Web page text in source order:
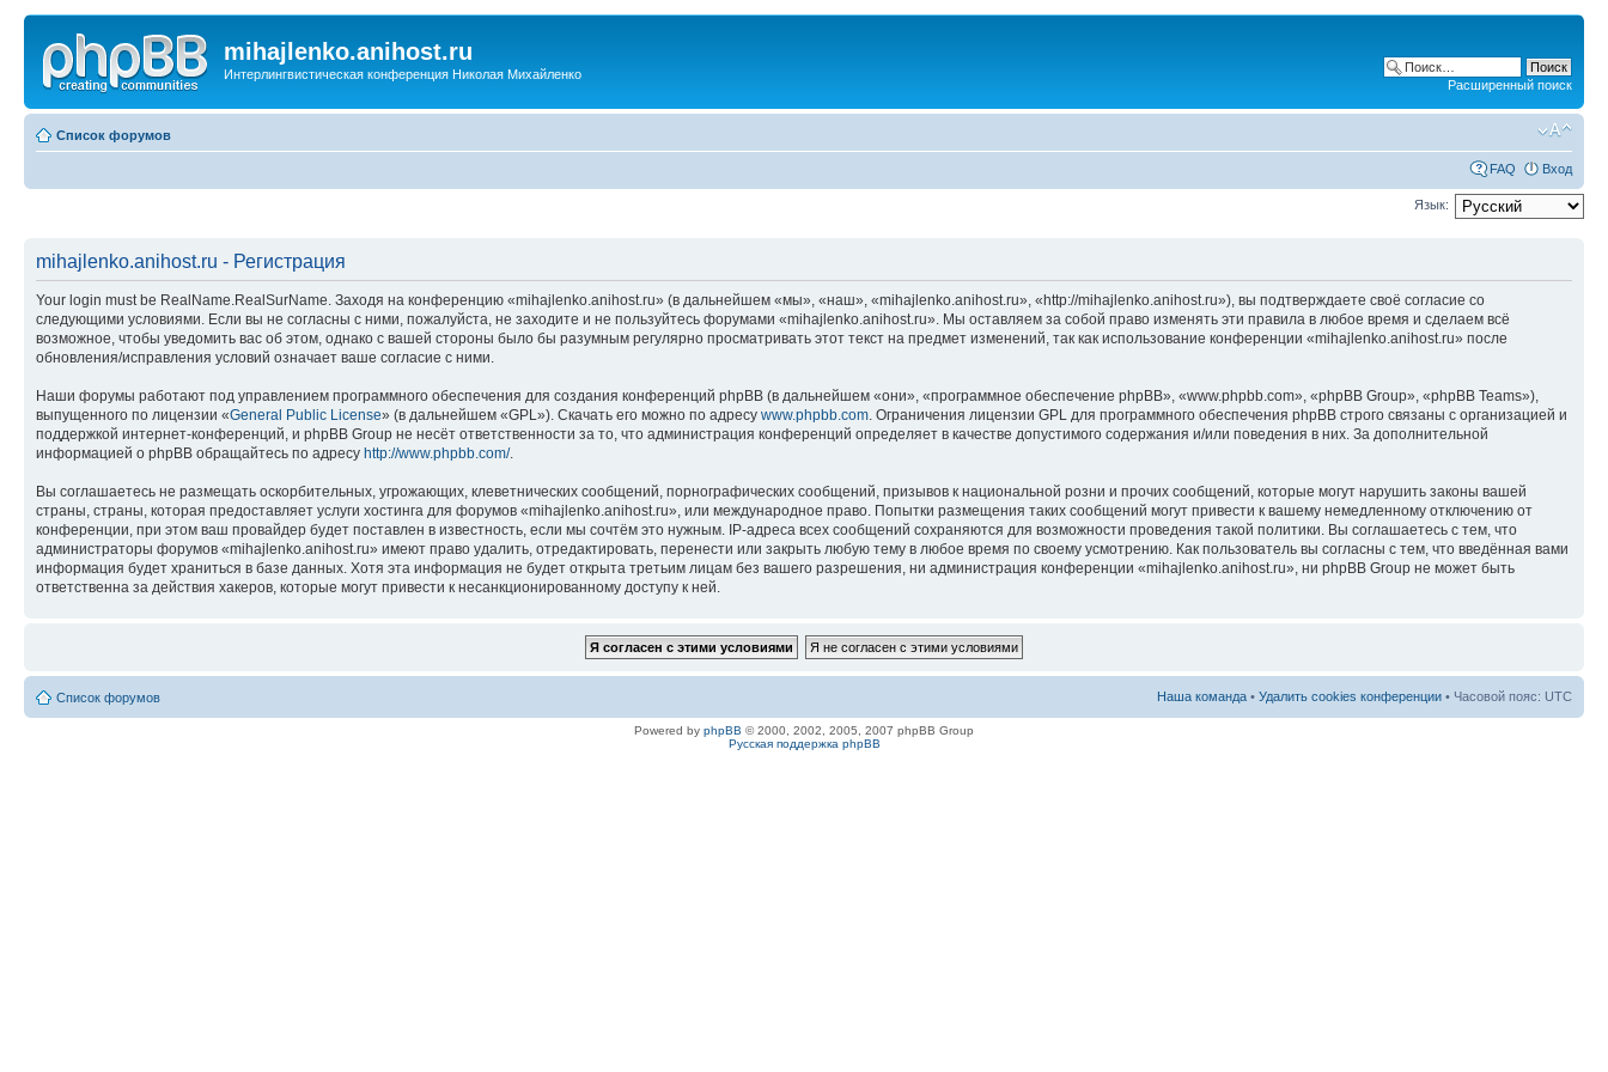
mihajlenko.anihost.ru
Интерлингвистическая конференция Николая Михайленко
Расширенный поиск
Список форумов
FAQ Вход
Язык:
mihajlenko.anihost.ru - Регистрация
Your login must be RealName.RealSurName. Заходя на конференцию «mihajlenko.anihost.ru» (в дальнейшем «мы», «наш», «mihajlenko.anihost.ru», «http://mihajlenko.anihost.ru»), вы подтверждаете своё согласие со
следующими условиями. Если вы не согласны с ними, пожалуйста, не заходите и не пользуйтесь форумами «mihajlenko.anihost.ru». Мы оставляем за собой право изменять эти правила в любое время и сделаем всё
возможное, чтобы уведомить вас об этом, однако с вашей стороны было бы разумным регулярно просматривать этот текст на предмет изменений, так как использование конференции «mihajlenko.anihost.ru» после
обновления/исправления условий означает ваше согласие с ними.
Наши форумы работают под управлением программного обеспечения для создания конференций phpBB (в дальнейшем «они», «программное обеспечение phpBB», «www.phpbb.com», «phpBB Group», «phpBB Teams»),
выпущенного по лицензии «General Public License» (в дальнейшем «GPL»). Скачать его можно по адресу www.phpbb.com. Ограничения лицензии GPL для программного обеспечения phpBB строго связаны с организацией и
поддержкой интернет-конференций, и phpBB Group не несёт ответственности за то, что администрация конференций определяет в качестве допустимого содержания и/или поведения в них. За дополнительной
информацией о phpBB обращайтесь по адресу http://www.phpbb.com/.
Вы соглашаетесь не размещать оскорбительных, угрожающих, клеветнических сообщений, порнографических сообщений, призывов к национальной розни и прочих сообщений, которые могут нарушить законы вашей
страны, страны, которая предоставляет услуги хостинга для форумов «mihajlenko.anihost.ru», или международное право. Попытки размещения таких сообщений могут привести к вашему немедленному отключению от
конференции, при этом ваш провайдер будет поставлен в известность, если мы сочтём это нужным. IP-адреса всех сообщений сохраняются для возможности проведения такой политики. Вы соглашаетесь с тем, что
администраторы форумов «mihajlenko.anihost.ru» имеют право удалить, отредактировать, перенести или закрыть любую тему в любое время по своему усмотрению. Как пользователь вы согласны с тем, что введённая вами
информация будет храниться в базе данных. Хотя эта информация не будет открыта третьим лицам без вашего разрешения, ни администрация конференции «mihajlenko.anihost.ru», ни phpBB Group не может быть
ответственна за действия хакеров, которые могут привести к несанкционированному доступу к ней.
Список форумов Наша команда • Удалить cookies конференции • Часовой пояс: UTC
Powered by phpBB © 2000, 2002, 2005, 2007 phpBB Group
Русская поддержка phpBB